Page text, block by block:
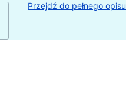
Przejdź do pełnego opisu